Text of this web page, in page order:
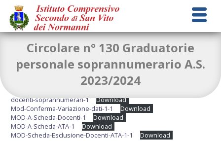
Circolare n° 130 Graduatorie
personale soprannumerario A.S.
2023/2024
docenti-soprannumerari-1
Download
Mod-Conferma-Variazione-dati-1-1
Download
MOD-A-Scheda-Docenti-1
Download
MOD-A-Scheda-ATA-1
Download
MOD-Scheda-Esclusione-Docenti-ATA-1-1
Download